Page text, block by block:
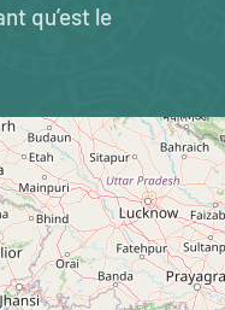
qu’est le